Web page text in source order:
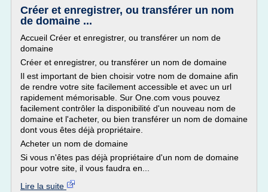
Créer et enregistrer, ou transférer un nom
de domaine ...
Accueil Créer et enregistrer, ou transférer un nom de
domaine
Créer et enregistrer, ou transférer un nom de domaine
Il est important de bien choisir votre nom de domaine afin
de rendre votre site facilement accessible et avec un url
rapidement mémorisable. Sur One.com vous pouvez
facilement contrôler la disponibilité d'un nouveau nom de
domaine et l'acheter, ou bien transférer un nom de domaine
dont vous êtes déjà propriétaire.
Acheter un nom de domaine
Si vous n'êtes pas déjà propriétaire d'un nom de domaine
pour votre site, il vous faudra en...
Lire la suite